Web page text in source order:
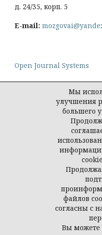
д. 24/35, корп. 5
E-mail:
Open Journal Systems
Политика
© Социологическая
Мы
улучшения
большего
файлов
согласны с
Вы можете